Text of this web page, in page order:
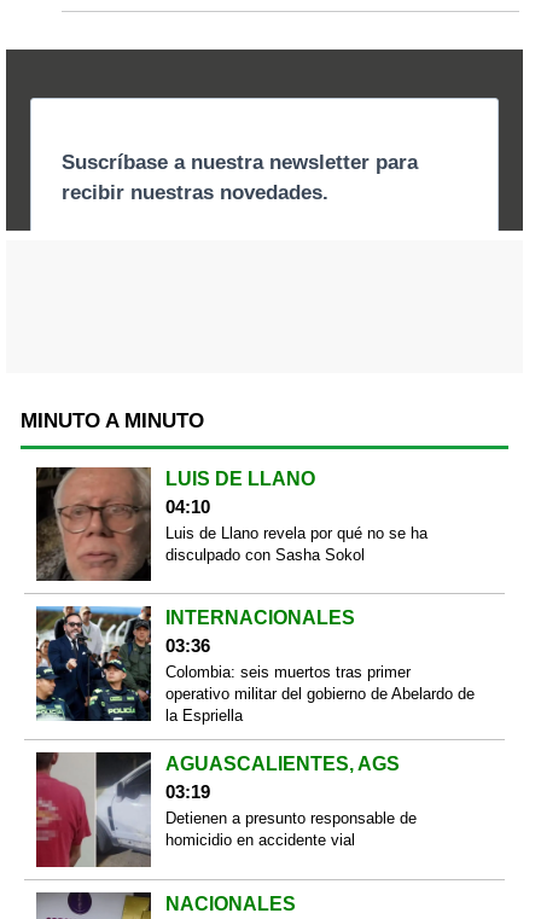
MINUTO A MINUTO
LUIS DE LLANO
04:10
Luis de Llano revela por qué no se ha
disculpado con Sasha Sokol
INTERNACIONALES
03:36
Colombia: seis muertos tras primer
operativo militar del gobierno de Abelardo de
la Espriella
AGUASCALIENTES, AGS
03:19
Detienen a presunto responsable de
homicidio en accidente vial
NACIONALES